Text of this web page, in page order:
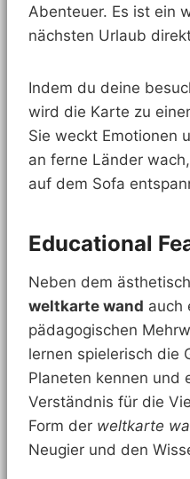
Abenteuer. Es ist ein
nächsten Urlaub
Indem du deine
wird die Karte zu
Sie weckt Emotionen
an ferne Länder
auf dem Sofa
Educational
Neben dem
weltkarte wand auch
pädagogischen
lernen spielerisch die
Planeten kennen und
Verständnis für die
Form der weltkarte
Neugier und den